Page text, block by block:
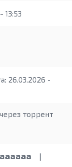
13:53
26.03.2026 -
торрент
|